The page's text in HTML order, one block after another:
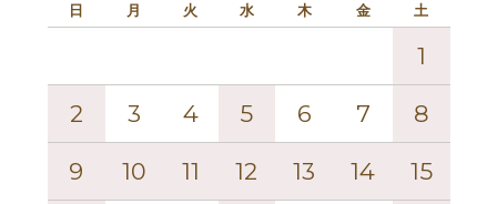
日 月 火 水 木 金 土
1
2 3 4 5 6 7 8
9 10 11 12 13 14 15